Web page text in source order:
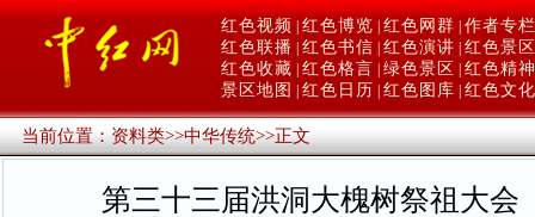
红色视频 红色博览 红色网群 作者专栏
红色联播 红色书信 红色演讲 红色景区
红色收藏 红色格言 绿色景区
红色精神
景区地图
红色日历 红色图库 红色文化
当前位置：资料类>>中华传统>>正文
第三十三届洪洞大槐树祭祖大会